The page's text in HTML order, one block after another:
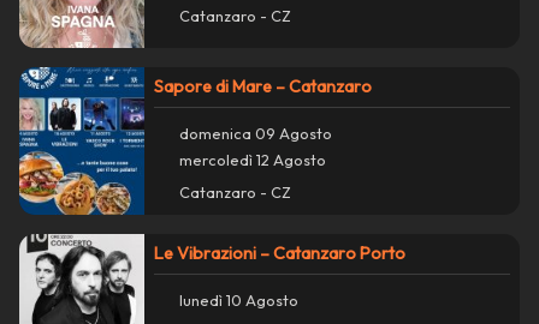
Azioni close
Catanzaro - CZ
Sapore di Mare – Catanzaro
domenica 09 Agosto
mercoledì 12 Agosto
Catanzaro - CZ
Le Vibrazioni – Catanzaro Porto
lunedì 10 Agosto